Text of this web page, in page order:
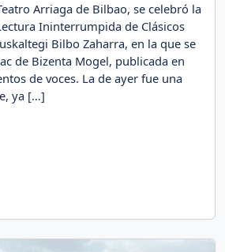
Arriaga de Bilbao, se celebró la
Ininterrumpida de Clásicos
Bilbo Zaharra, en la que se
de Bizenta Mogel, publicada en
de voces. La de ayer fue una
ya […]